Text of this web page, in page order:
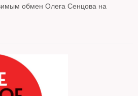
обмен Олега Сенцова на